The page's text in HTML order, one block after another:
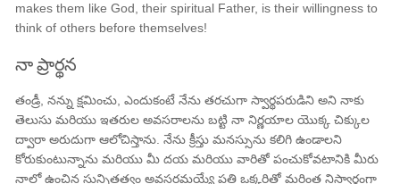
makes them like God, their spiritual Father, is their willingness to
think of others before themselves!
నా ప్రార్థన
తండ్రీ, నన్ను క్షమించు, ఎందుకంటే నేను తరచుగా స్వార్థపరుడిని అని నాకు
తెలుసు మరియు ఇతరుల అవసరాలను బట్టి నా నిర్ణయాల యొక్క చిక్కుల
ద్వారా అరుదుగా ఆలోచిస్తాను. నేను క్రీస్తు మనస్సును కలిగి ఉండాలని
కోరుకుంటున్నాను మరియు మీ దయ మరియు వారితో పంచుకోవటానికి మీరు
నాలో ఉంచిన సున్నితత్వం అవసరమయ్యే ప్రతి ఒక్కరితో మరింత నిస్వార్థంగా